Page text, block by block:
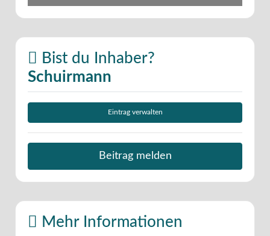
Bist du Inhaber?
Schuirmann
Eintrag verwalten
Beitrag melden
Mehr Informationen